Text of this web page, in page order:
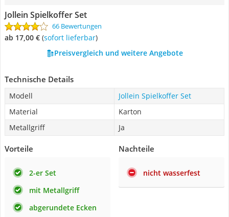
Jollein Spielkoffer Set
66 Bewertungen
ab 17,00 € ( Sofort lieferbar)
Preisvergleich und weitere Angebote
Technische Details
Modell
Jollein Spielkoffer Set
Material
Karton
Metallgriff
Ja
Vorteile
2-er Set
mit Metallgriff
abgerundete Ecken
Nachteile
nicht wasserfest